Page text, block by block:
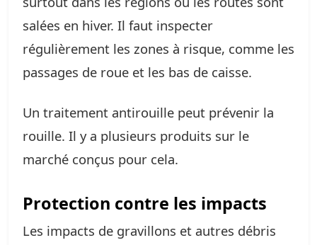
salées en hiver. Il faut inspecter
régulièrement les zones à risque, comme les
passages de roue et les bas de caisse.
Un traitement antirouille peut prévenir la
rouille. Il y a plusieurs produits sur le
marché conçus pour cela.
Protection contre les impacts
Les impacts de gravillons et autres débris